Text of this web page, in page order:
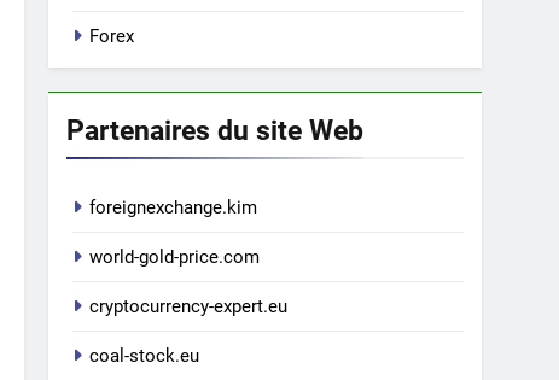
Forex
Partenaires du site Web
foreignexchange.kim
world-gold-price.com
cryptocurrency-expert.eu
coal-stock.eu